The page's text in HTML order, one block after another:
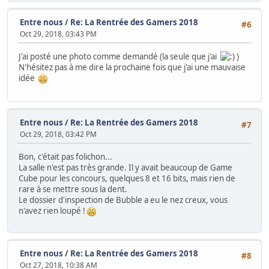
#6
Entre nous / Re: La Rentrée des Gamers 2018
Oct 29, 2018, 03:43 PM
J'ai posté une photo comme demandé (la seule que j'ai
)
N'hésitez pas à me dire la prochaine fois que j'ai une mauvaise
idée
#7
Entre nous / Re: La Rentrée des Gamers 2018
Oct 29, 2018, 03:42 PM
Bon, c'était pas folichon...
La salle n'est pas très grande. Il y avait beaucoup de Game
Cube pour les concours, quelques 8 et 16 bits, mais rien de
rare à se mettre sous la dent.
Le dossier d'inspection de Bubble a eu le nez creux, vous
n'avez rien loupé !
#8
Entre nous / Re: La Rentrée des Gamers 2018
Oct 27, 2018, 10:38 AM